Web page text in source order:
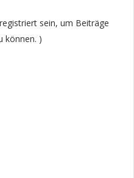
sein, um Beiträge
können. )